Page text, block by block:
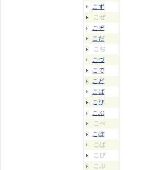
こず
こぜ
こぞ
こだ
こぢ
こづ
こで
こど
こば
こび
こぶ
こべ
こぼ
こぱ
こぴ
こぷ